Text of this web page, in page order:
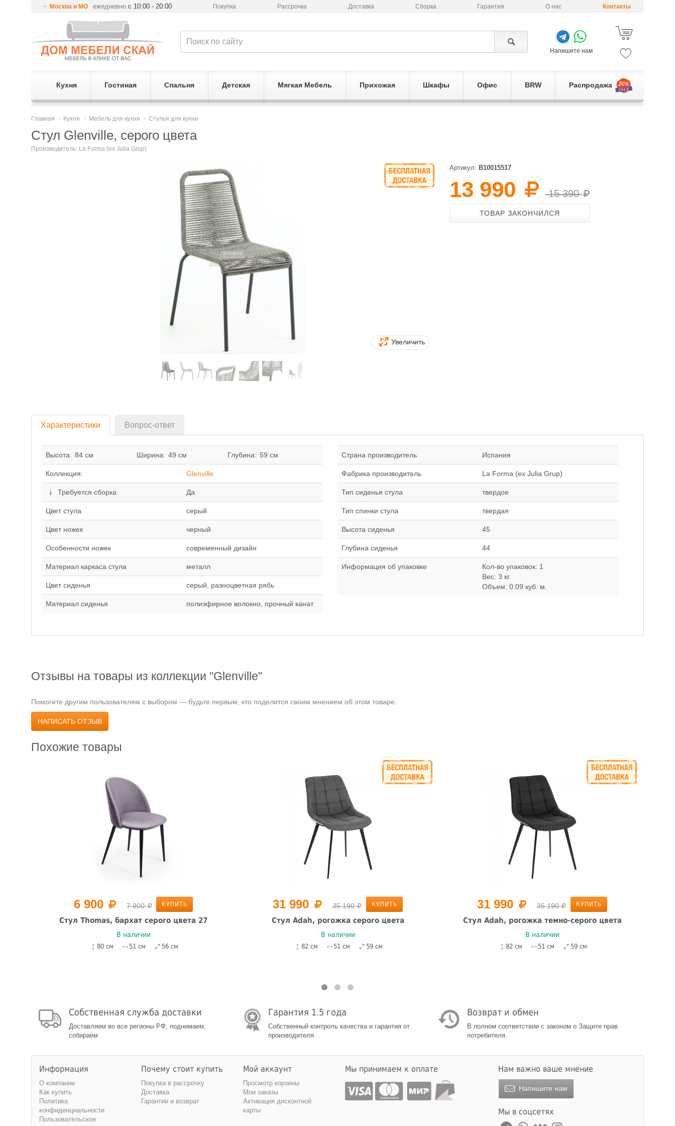
Москва и МО ежедневнос 10:00 - 20:00 Покупка Рассрочка Доставка Сборка Гарантия О нас Контакты
Напишите нам
Кухня Гостиная Спальня Детская Мягкая Мебель Прихожая Шкафы Офис BRW Распродажа
Главная Кухня Мебель для кухни Стулья для кухни
Стул Glenville, серого цвета
Производитель: La Forma (ex Julia Grup)
Увеличить
Артикул: B10015517
13 990 15 390
ТОВАР ЗАКОНЧИЛСЯ
Характеристики Вопрос-ответ
Высота: 84 см Ширина: 49 см Глубина: 59 см
Коллекция: Glenville
Требуется сборка Да
Цвет стула серый
Цвет ножек черный
Особенности ножек современный дизайн
Материал каркаса стула металл
Цвет сиденья серый, разноцветная рябь
Материал сиденья полиэфирное волокно, прочный канат
Страна производитель Испания
Фабрика производитель La Forma (ex Julia Grup)
Тип сиденья стула твердое
Тип спинки стула твердая
Высота сиденья 45
Глубина сиденья 44
Информация об упаковке
Кол-во упаковок: 1
Вес: 3 кг.
Объем: 0.09 куб. м.
Отзывы на товары из коллекции "Glenville"
Помогите другим пользователям с выбором — будьте первым, кто поделится своим мнением об этом товаре.
НАПИСАТЬ ОТЗЫВ
Похожие товары
6 900 7 800 КУПИТЬ
Cтул Thomas, бархат серого цвета 27
В наличии
80 см 51 см 56 см
31 990 35 190 КУПИТЬ
Стул Adah, рогожка серого цвета
В наличии
82 см 51 см 59 см
31 990 35 190 КУПИТЬ
Стул Adah, рогожка темно-серого цвета
В наличии
82 см 51 см 59 см
Собственная служба доставки
Доставляем во все регионы РФ, поднимаем,
собираем
Гарантия 1.5 года
Собственный контроль качества и гарантия от
производителя
Возврат и обмен
В полном соответствии с законом о Защите прав
потребителя.
Информация
О компании
Как купить
Политика
конфиденциальности
Пользовательское
Почему стоит купить
Покупка в рассрочку
Доставка
Гарантии и возврат
Мой аккаунт
Просмотр корзины
Мои заказы
Активация дисконтной
карты
Мы принимаем к оплате Нам важно ваше мнение
Напишите нам
Мы в соцсетях